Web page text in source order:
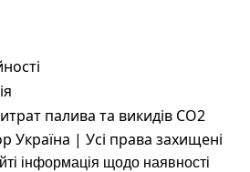
палива та викидів СО2
| Усі права захищені
інформація щодо наявності